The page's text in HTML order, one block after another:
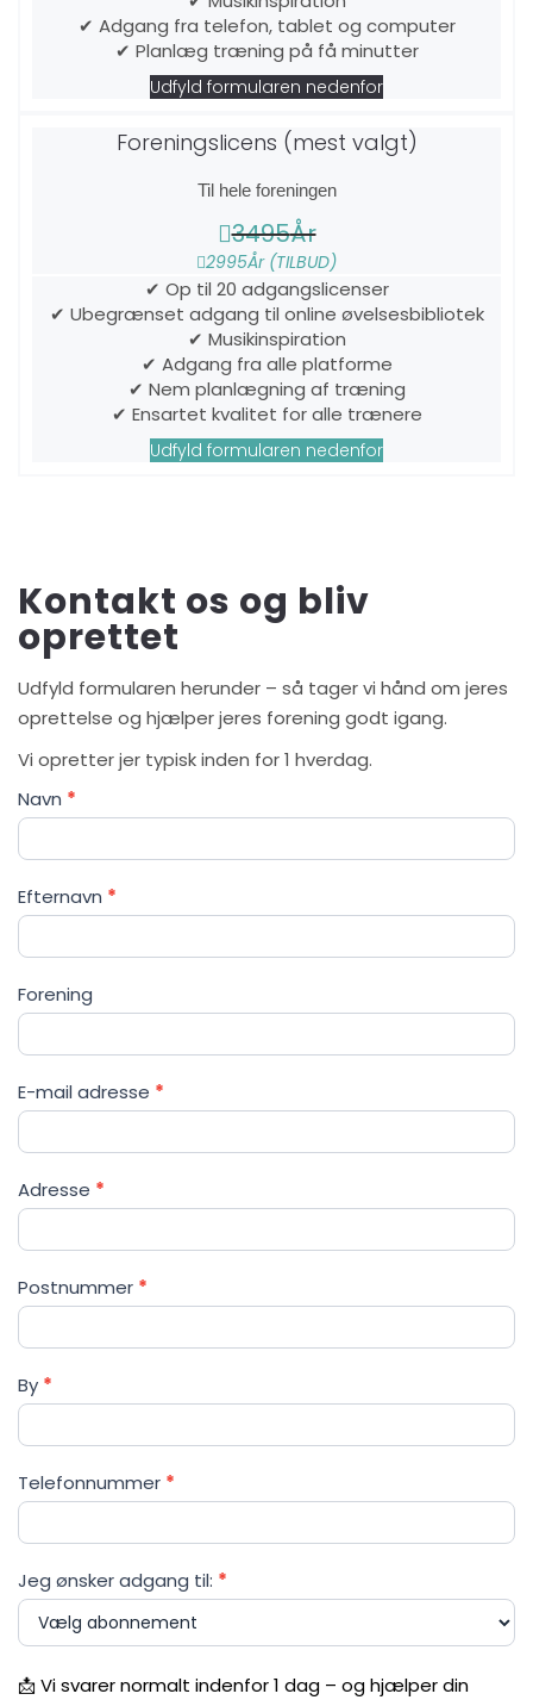
✔ Adgang fra telefon, tablet og computer
✔ Planlæg træning på få minutter
Udfyld formularen nedenfor
Foreningslicens (mest valgt)
Til hele foreningen
3495År
2995År (TILBUD)
✔ Op til 20 adgangslicenser
✔ Ubegrænset adgang til online øvelsesbibliotek
✔ Musikinspiration
✔ Adgang fra alle platforme
✔ Nem planlægning af træning
✔ Ensartet kvalitet for alle trænere
Udfyld formularen nedenfor
Kontakt os og bliv
oprettet
Udfyld formularen herunder – så tager vi hånd om jeres
oprettelse og hjælper jeres forening godt igang.
Vi opretter jer typisk inden for 1 hverdag.
Køb
Navn *
Efternavn *
Forening
E-mail adresse *
Adresse *
Postnummer *
By *
Telefonnummer *
Jeg ønsker adgang til: *
📩 Vi svarer normalt indenfor 1 dag – og hjælper din